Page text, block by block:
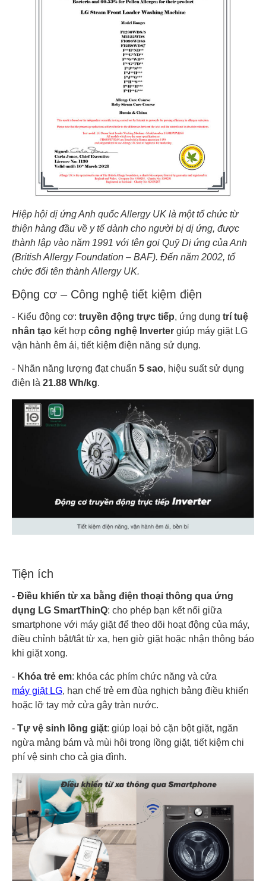
Hiệp hội dị ứng Anh quốc Allergy UK là một tổ chức từ
thiện hàng đầu về y tế dành cho người bị dị ứng, được
thành lập vào năm 1991 với tên gọi Quỹ Dị ứng của Anh
(British Allergy Foundation – BAF). Đến năm 2002, tổ
chức đổi tên thành Allergy UK.
Động cơ – Công nghệ tiết kiệm điện
- Kiểu động cơ: truyền động trực tiếp, ứng dụng trí tuệ
nhân tạo kết hợp công nghệ Inverter giúp máy giặt LG
vận hành êm ái, tiết kiệm điện năng sử dụng.
- Nhãn năng lượng đạt chuẩn 5 sao, hiệu suất sử dụng
điện là 21.88 Wh/kg.
Tiện ích
- Điều khiển từ xa bằng điện thoại thông qua ứng
dụng LG SmartThinQ: cho phép bạn kết nối giữa
smartphone với máy giặt để theo dõi hoạt động của máy,
điều chỉnh bật/tắt từ xa, hẹn giờ giặt hoặc nhận thông báo
khi giặt xong.
- Khóa trẻ em: khóa các phím chức năng và cửa
máy giặt LG, hạn chế trẻ em đùa nghịch bảng điều khiển
hoặc lỡ tay mở cửa gây tràn nước.
- Tự vệ sinh lồng giặt: giúp loại bỏ cặn bột giặt, ngăn
ngừa mảng bám và mùi hôi trong lồng giặt, tiết kiệm chi
phí vệ sinh cho cả gia đình.